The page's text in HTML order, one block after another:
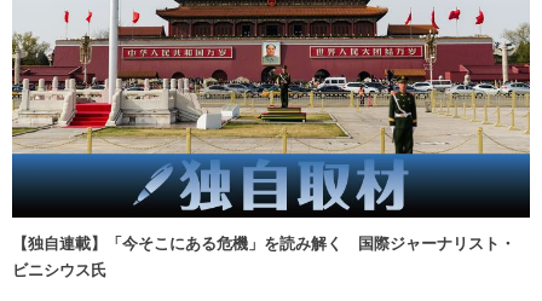
【独自連載】「今そこにある危機」を読み解く 国際ジャーナリスト・
ビニシウス氏